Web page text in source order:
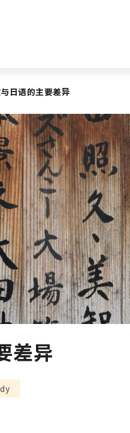
日语的主要差异
差异